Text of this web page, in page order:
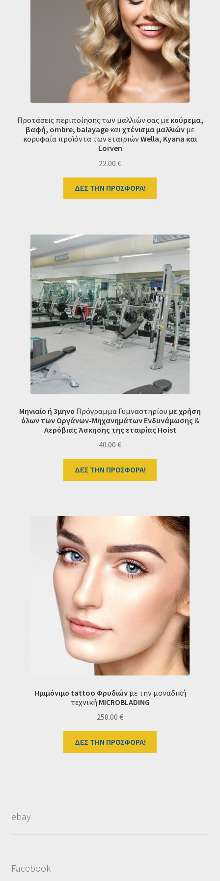
Προτάσεις περιποίησης των μαλλιών σας με κούρεμα,
βαφή, ombre, balayage και χτένισμα μαλλιών με
κορυφαία προϊόντα των εταιριώνWella, Kyana και
Lorven
22.00 €
ΔΕΣ ΤΗΝ ΠΡΟΣΦΟΡΑ!
Μηνιαίο ή 3μηνο Πρόγραμμα Γυμναστηρίου με χρήση
όλων των Οργάνων-Μηχανημάτων Ενδυνάμωσης &
Αερόβιας Άσκησης της εταιρίας Hoist
40.00 €
ΔΕΣ ΤΗΝ ΠΡΟΣΦΟΡΑ!
Ημιμόνιμο tattoo Φρυδιώνμε την μοναδική
τεχνική MICROBLADING
250.00 €
ΔΕΣ ΤΗΝ ΠΡΟΣΦΟΡΑ!
ebay
Facebook